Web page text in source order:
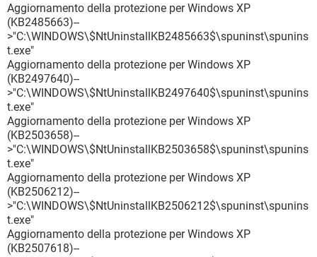
Aggiornamento della protezione per Windows XP
(KB2485663)--
>"C:\WINDOWS\$NtUninstallKB2485663$\spuninst\spunins
t.exe"
Aggiornamento della protezione per Windows XP
(KB2497640)--
>"C:\WINDOWS\$NtUninstallKB2497640$\spuninst\spunins
t.exe"
Aggiornamento della protezione per Windows XP
(KB2503658)--
>"C:\WINDOWS\$NtUninstallKB2503658$\spuninst\spunins
t.exe"
Aggiornamento della protezione per Windows XP
(KB2506212)--
>"C:\WINDOWS\$NtUninstallKB2506212$\spuninst\spunins
t.exe"
Aggiornamento della protezione per Windows XP
(KB2507618)--